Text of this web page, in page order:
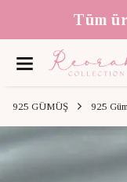
Tüm
925 GÜMÜŞ 925